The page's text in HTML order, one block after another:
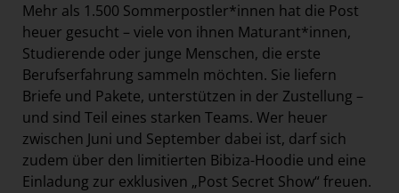
Mehr als 1.500 Sommerpostler*innen hat die Post
heuer gesucht – viele von ihnen Maturant*innen,
Studierende oder junge Menschen, die erste
Berufserfahrung sammeln möchten. Sie liefern
Briefe und Pakete, unterstützen in der Zustellung –
und sind Teil eines starken Teams. Wer heuer
zwischen Juni und September dabei ist, darf sich
zudem über den limitierten Bibiza-Hoodie und eine
Einladung zur exklusiven „Post Secret Show“ freuen.